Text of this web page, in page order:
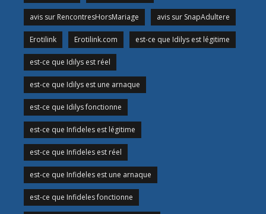
avis sur RencontresHorsMariage avis sur SnapAdultere
Erotilink Erotilink.com est-ce que Idilys est légitime
est-ce que Idilys est réel
est-ce que Idilys est une arnaque
est-ce que Idilys fonctionne
est-ce que Infideles est légitime
est-ce que Infideles est réel
est-ce que Infideles est une arnaque
est-ce que Infideles fonctionne